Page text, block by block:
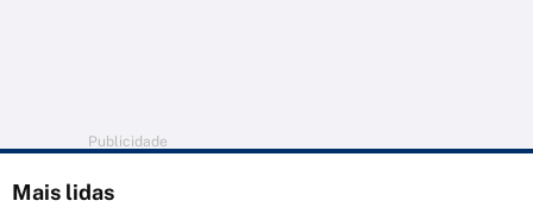
Publicidade
Mais lidas